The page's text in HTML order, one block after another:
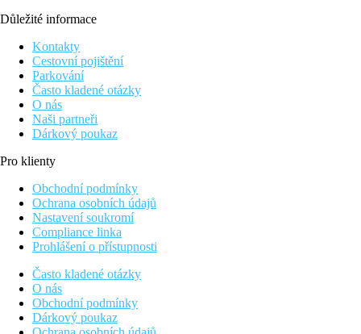
Důležité informace
Kontakty
Cestovní pojištění
Parkování
Často kladené otázky
O nás
Naši partneři
Dárkový poukaz
Pro klienty
Obchodní podmínky
Ochrana osobních údajů
Nastavení soukromí
Compliance linka
Prohlášení o přístupnosti
Často kladené otázky
O nás
Obchodní podmínky
Dárkový poukaz